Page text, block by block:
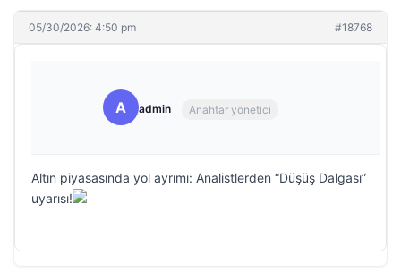
05/30/2026: 4:50 pm #18768
A admin Anahtar yönetici
Altın piyasasında yol ayrımı: Analistlerden “Düşüş Dalgası”
uyarısı!